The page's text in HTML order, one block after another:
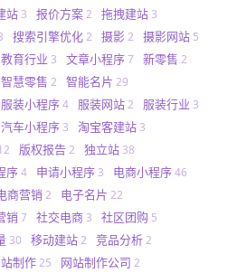
站 3 报价方案2 拖拽建站 3
搜索引擎优化2 摄影2 摄影网站 5
教育行业 3 文章小程序7 新零售 2
智慧零售 2 智能名片 29
服装小程序4 服装网站2 服装行业 3
汽车小程序 3 淘宝客建站 3
版权报告2 独立站 38
序4 申请小程序 3 电商小程序46
商营销 2 电子名片 22
销 7 社交电商 3 社区团购 5
30 移动建站2 竞品分析2
制作25 网站制作公司 2